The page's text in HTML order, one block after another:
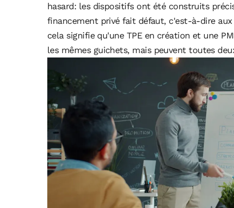
hasard: les dispositifs ont été construits
financement privé fait défaut, c'est-à-dire
cela signifie qu'une TPE en création et une
les mêmes guichets, mais peuvent toutes